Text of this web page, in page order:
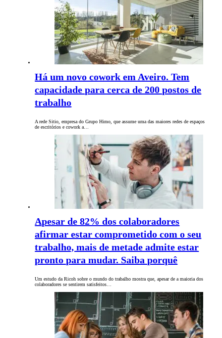
Há um novo cowork em Aveiro. Tem
capacidade para cerca de 200 postos de
trabalho
A rede Sitio, empresa do Grupo Himo, que assume uma das maiores redes de espaços
de escritórios e cowork a…
Apesar de 82% dos colaboradores
afirmar estar comprometido com o seu
trabalho, mais de metade admite estar
pronto para mudar. Saiba porquê
Um estudo da Ricoh sobre o mundo do trabalho mostra que, apesar de a maioria dos
colaboradores se sentirem satisfeitos…